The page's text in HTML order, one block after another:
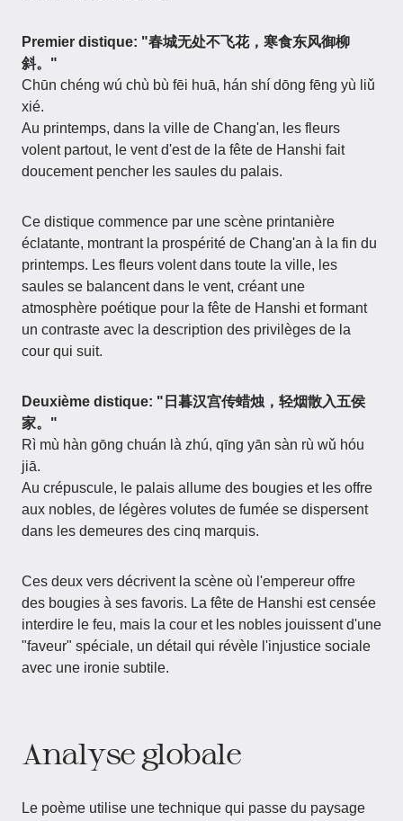
Premier distique: "春城无处不飞花，寒食东风御柳
斜。"
Chūn chéng wú chù bù fēi huā, hán shí dōng fēng yù liǔ
xié.
Au printemps, dans la ville de Chang'an, les fleurs
volent partout, le vent d'est de la fête de Hanshi fait
doucement pencher les saules du palais.
Ce distique commence par une scène printanière
éclatante, montrant la prospérité de Chang'an à la fin du
printemps. Les fleurs volent dans toute la ville, les
saules se balancent dans le vent, créant une
atmosphère poétique pour la fête de Hanshi et formant
un contraste avec la description des privilèges de la
cour qui suit.
Deuxième distique: "日暮汉宫传蜡烛，轻烟散入五侯
家。"
Rì mù hàn gōng chuán là zhú, qīng yān sàn rù wǔ hóu
jiā.
Au crépuscule, le palais allume des bougies et les offre
aux nobles, de légères volutes de fumée se dispersent
dans les demeures des cinq marquis.
Ces deux vers décrivent la scène où l'empereur offre
des bougies à ses favoris. La fête de Hanshi est censée
interdire le feu, mais la cour et les nobles jouissent d'une
"faveur" spéciale, un détail qui révèle l'injustice sociale
avec une ironie subtile.
Analyse globale
Le poème utilise une technique qui passe du paysage